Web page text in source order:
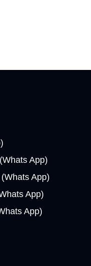
(Whats App)
(Whats App)
App)
App)